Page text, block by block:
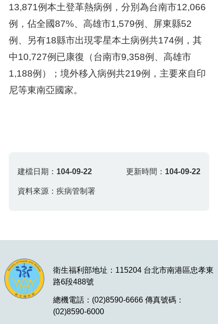
13,871例本土登革熱病例，分別為台南市12,066
例，佔全國87%、高雄市1,579例、屏東縣52
例、另有18縣市出現零星本土病例共174例，其
中10,727例已康復（台南市9,358例、高雄市
1,188例）；境外移入病例共219例，主要來自印
尼等東南亞國家。
建檔日期： 104-09-22 更新時間： 104-09-22
資料來源：疾病管制署
衛生福利部地址：115204 台北市南港區忠孝東
路6段488號
總機電話：(02)8590-6666 傳真號碼：
(02)8590-6000